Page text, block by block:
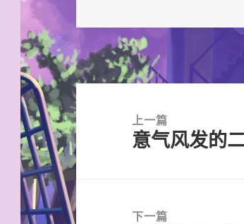
于
文
章
导
航
上一篇
上
意气风发的
下一篇